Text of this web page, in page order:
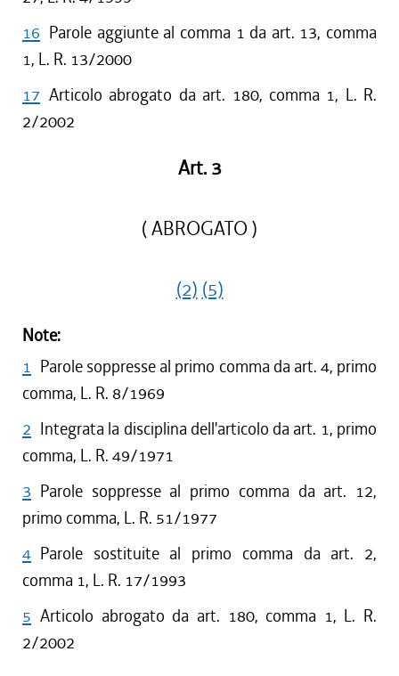
16 Parole aggiunte al comma 1 da art. 13, comma
1, L. R. 13/2000
17 Articolo abrogato da art. 180, comma 1, L. R.
2/2002
Art. 3
( ABROGATO )
(2) (5)
Note:
1 Parole soppresse al primo comma da art. 4, primo
comma, L. R. 8/1969
2 Integrata la disciplina dell'articolo da art. 1, primo
comma, L. R. 49/1971
3 Parole soppresse al primo comma da art. 12,
primo comma, L. R. 51/1977
4 Parole sostituite al primo comma da art. 2,
comma 1, L. R. 17/1993
5 Articolo abrogato da art. 180, comma 1, L. R.
2/2002